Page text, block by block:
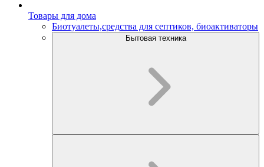
Товары для дома
Биотуалеты,средства для септиков, биоактиваторы
Бытовая техника